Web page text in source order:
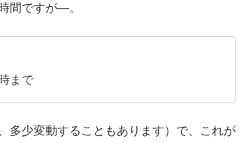
間ですが―。
まで
多少変動することもあります）で、これが